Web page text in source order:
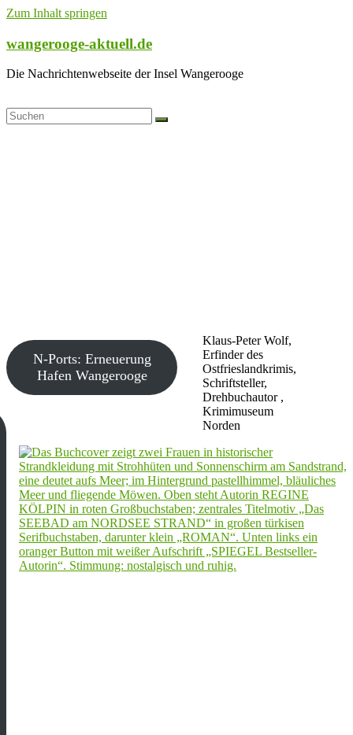
Zum Inhalt springen
wangerooge-aktuell.de
Die Nachrichtenwebseite der Insel Wangerooge
Klaus-Peter Wolf,
Erfinder des
Ostfrieslandkrimis,
Schriftsteller,
Drehbuchautor ,
Krimimuseum
Norden
N-Ports: Erneuerung
Hafen Wangerooge